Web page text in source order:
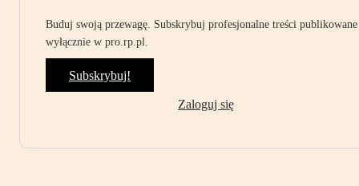
Buduj swoją przewagę. Subskrybuj profesjonalne treści publikowane
wyłącznie w pro.rp.pl.
Subskrybuj!
Zaloguj się